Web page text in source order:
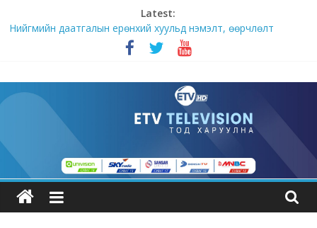
Latest:
Нийгмийн даатгалын ерөнхий хуульд нэмэлт, өөрчлөлт
оруулах тухай хуулийн төсөл өргөн мэдүүлэв
Алхам бүрт хамт “Тод оймс ХХК”
Ж.Мөнхцэцэг: БНСУ-ын технологийг Монголд нутагшуулж,
импортыг орлох үйлдвэрлэлийг хөгжүүлж байна
УИХ-ын дарга С.Бямбацогт: Төрийн үйл ажиллагаа ард
иргэдийн аж амьдралыг гацаах хэмжээнд хүрч хэрхэвч
болохгүй